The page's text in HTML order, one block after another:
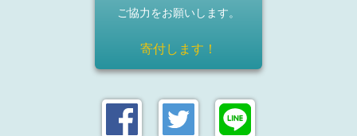
ご協力をお願いします。
寄付します！